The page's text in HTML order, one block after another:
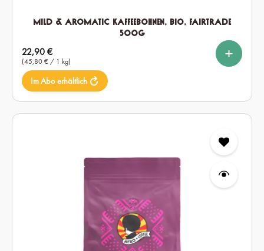
Mild & Aromatic Kaffeebohnen, Bio, Fairtrade
500g
Setmenge
1x
(45,80 € / 1 kg)
Regulärer Preis:
22,90 €
Im Abo erhältlich